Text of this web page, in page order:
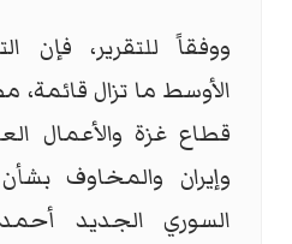
ووفقاً للتقرير، فإن
الأوسط ما تزال
قطاع غزة والأعمال
وإيران والمخاوف
السوري الجديد